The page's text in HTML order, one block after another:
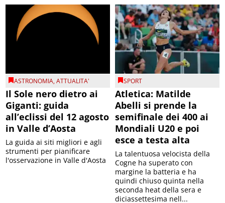
ASTRONOMIA,ATTUALITA'
Il Sole nero dietro ai
Giganti: guida
all’eclissi del 12 agosto
in Valle d’Aosta
La guida ai siti migliori e agli
strumenti per pianificare
l'osservazione in Valle d'Aosta
SPORT
Atletica: Matilde
Abelli si prende la
semifinale dei 400 ai
Mondiali U20 e poi
esce a testa alta
La talentuosa velocista della
Cogne ha superato con
margine la batteria e ha
quindi chiuso quinta nella
seconda heat della sera e
diciassettesima nell...